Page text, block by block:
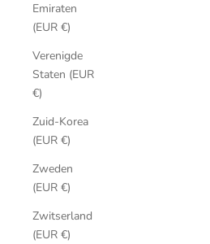
Emiraten
(EUR €)
Verenigde
Staten (EUR
€)
Zuid-Korea
(EUR €)
Zweden
(EUR €)
Zwitserland
(EUR €)